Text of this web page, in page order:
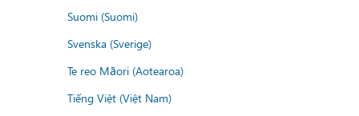
Suomi (Suomi)
Svenska (Sverige)
Te reo Māori (Aotearoa)
Tiếng Việt (Việt Nam)